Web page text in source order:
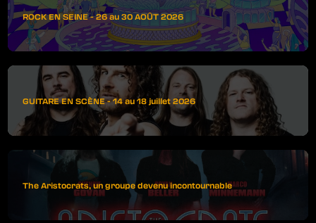
ROCK EN SEINE - 26 au 30 AOÛT 2026
GUITARE EN SCÈNE - 14 au 18 juillet 2026
The Aristocrats, un groupe devenu incontournable